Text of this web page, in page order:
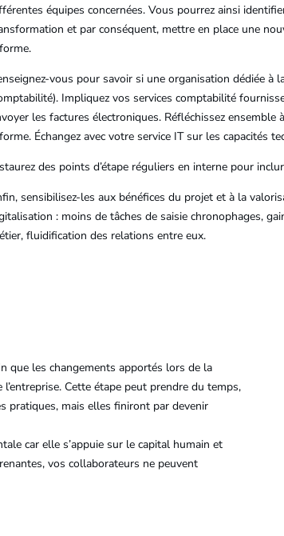
équipes concernées. Vous pourrez ainsi
et par conséquent, mettre en place une
vous pour savoir si une organisation dédiée à
Impliquez vos services comptabilité
les factures électroniques. Réfléchissez ensemble
Échangez avec votre service IT sur les capacités
des points d’étape réguliers en interne pour
sensibilisez-les aux bénéfices du projet et à la
: moins de tâches de saisie chronophages,
fluidification des relations entre eux.
que les changements apportés lors de la
Cette étape peut prendre du temps,
pratiques, mais elles finiront par devenir
car elle s’appuie sur le capital humain et
vos collaborateurs ne peuvent